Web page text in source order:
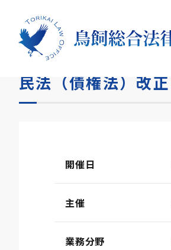
HOME
民法（債権法）改
開催日
主催
業務分野